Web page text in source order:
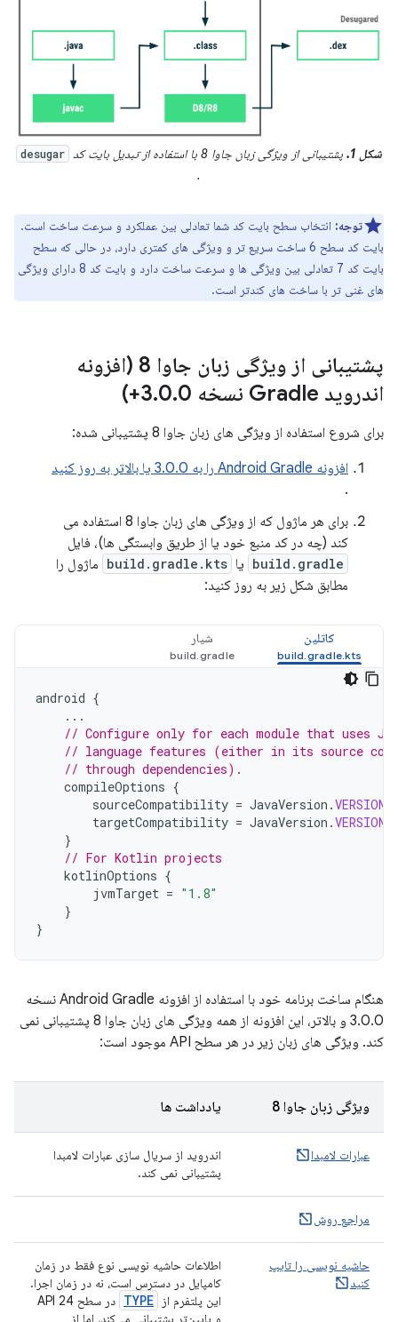
شکل 1. پشتیبانی از ویژگی زبان جاوا 8 با استفاده از تبدیل بایت کد desugar
.
توجه: انتخاب سطح بایت کد شما تعادلی بین عملکرد و سرعت ساخت است.
بایت کد سطح 6 ساخت سریع تر و ویژگی های کمتری دارد، در حالی که سطح
بایت کد 7 تعادلی بین ویژگی ها و سرعت ساخت دارد و بایت کد 8 دارای ویژگی
های غنی تر با ساخت های کندتر است.
پشتیبانی از ویژگی زبان جاوا 8 (افزونه
اندروید Gradle نسخه 3
.0.0+)
برای شروع استفاده از ویژگی های زبان جاوا 8 پشتیبانی شده:
افزونه Android Gradle را به 3.0.0 یا بالاتر به روز کنید
.
برای هر ماژول که از ویژگی های زبان جاوا 8 استفاده می
کند (چه در کد منبع خود یا از طریق وابستگی ها)، فایل
build.gradle یا build.gradle.kts ماژول را
مطابق شکل زیر به روز کنید:
کاتلین شیار
android {
...
// Configure only for each module that uses
// language features (either in its source
// through dependencies).
compileOptions {
sourceCompatibility = JavaVersion .
targetCompatibility = JavaVersion .
}
// For Kotlin projects
kotlinOptions {
jvmTarget = "1.8"
}
}
هنگام ساخت برنامه خود با استفاده از افزونه Android Gradle نسخه
3.0.0 و بالاتر، این افزونه از همه ویژگی های زبان جاوا 8 پشتیبانی نمی
کند. ویژگی های زبان زیر در هر سطح API موجود است:
ویژگی زبان جاوا 8 یادداشت ها
عبارات لامبدا
اندروید از سریال سازی عبارات لامبدا
پشتیبانی نمی کند.
مراجع روش
حاشیه نویسی را تایپ
کنید
اطلاعات حاشیه نویسی نوع فقط در زمان
کامپایل در دسترس است، نه در زمان اجرا.
این پلتفرم از
TYPE
در سطح API 24
و پایین‌تر پشتیبانی می‌کند، اما از